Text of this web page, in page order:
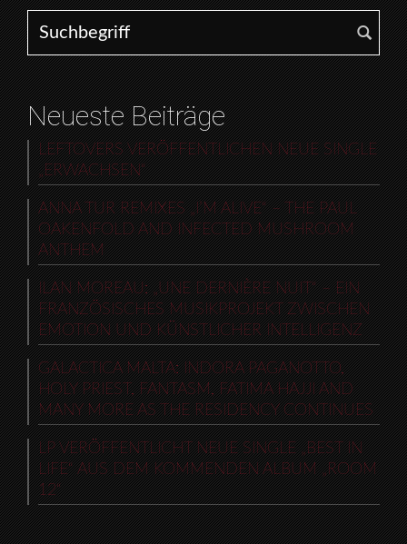
Search for:
Neueste Beiträge
LEFTOVERS VERÖFFENTLICHEN NEUE SINGLE
„ERWACHSEN“
ANNA TUR REMIXES „I’M ALIVE“ – THE PAUL
OAKENFOLD AND INFECTED MUSHROOM
ANTHEM
ILAN MOREAU: „UNE DERNIÈRE NUIT“ – EIN
FRANZÖSISCHES MUSIKPROJEKT ZWISCHEN
EMOTION UND KÜNSTLICHER INTELLIGENZ
GALACTICA MALTA: INDORA PAGANOTTO,
HOLY PRIEST, FANTASM, FATIMA HAJJI AND
MANY MORE AS THE RESIDENCY CONTINUES
LP VERÖFFENTLICHT NEUE SINGLE „BEST IN
LIFE“ AUS DEM KOMMENDEN ALBUM „ROOM
12“